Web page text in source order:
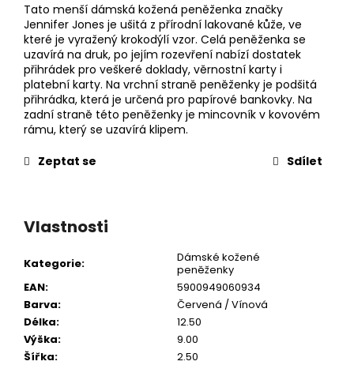
Tato menší dámská kožená peněženka značky
Jennifer Jones je ušitá z přírodní lakované kůže, ve
které je vyražený krokodýlí vzor. Celá peněženka se
uzavírá na druk, po jejím rozevření nabízí dostatek
přihrádek pro veškeré doklady, věrnostní karty i
platební karty. Na vrchní straně peněženky je podšitá
přihrádka, která je určená pro papírové bankovky. Na
zadní straně této peněženky je mincovník v kovovém
rámu, který se uzavírá klipem.
Zeptat se
Sdílet
Vlastnosti
Kategorie:
Dámské kožené
peněženky
EAN:
5900949060934
Barva:
Červená / Vínová
Délka:
12.50
Výška:
9.00
Šířka:
2.50